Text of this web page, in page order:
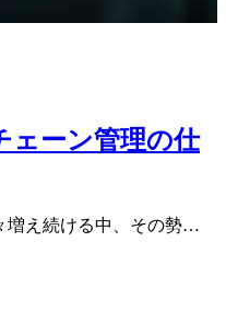
ェーン管理の仕
増え続ける中、その勢…